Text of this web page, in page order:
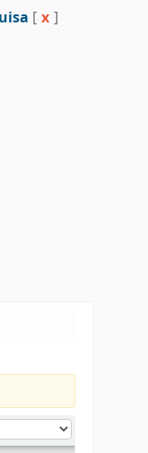
[ x ]